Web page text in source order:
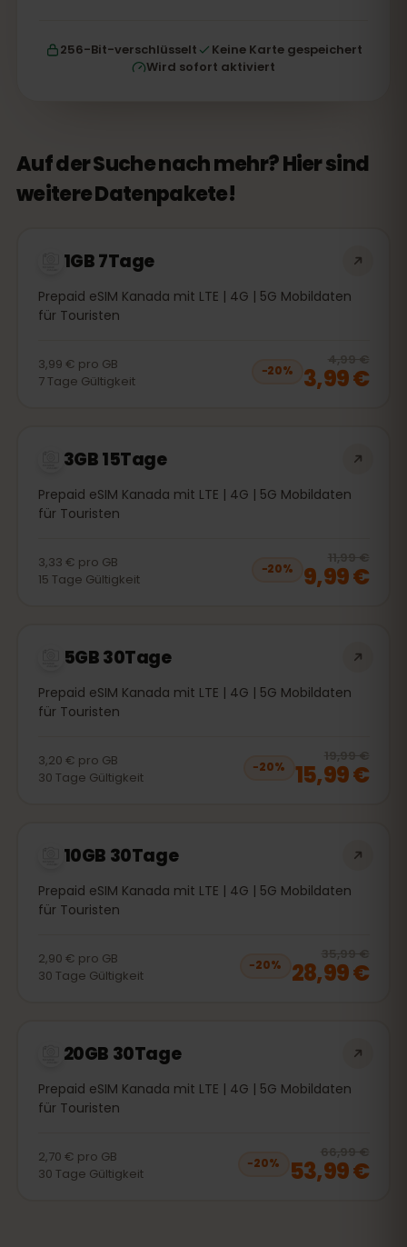
256-Bit-verschlüsselt
Keine Karte gespeichert
Wird sofort aktiviert
Auf der Suche nach mehr? Hier sind
weitere Datenpakete!
1GB 7Tage
Prepaid eSIM Kanada mit LTE | 4G | 5G Mobildaten
für Touristen
3,99 € pro GB
7Tage Gültigkeit
−20%
4,99 €
3,99 €
3GB 15Tage
Prepaid eSIM Kanada mit LTE | 4G | 5G Mobildaten
für Touristen
3,33 € pro GB
15 Tage Gültigkeit
−20%
11,99 €
9,99 €
5GB 30Tage
Prepaid eSIM Kanada mit LTE | 4G | 5G Mobildaten
für Touristen
3,20 € pro GB
30 Tage Gültigkeit
−20%
19,99 €
15,99 €
10GB 30Tage
Prepaid eSIM Kanada mit LTE | 4G | 5G Mobildaten
für Touristen
2,90 € pro GB
30 Tage Gültigkeit
−20%
35,99 €
28,99 €
20GB 30Tage
Prepaid eSIM Kanada mit LTE | 4G | 5G Mobildaten
für Touristen
2,70 € pro GB
30 Tage Gültigkeit
−20%
66,99 €
53,99 €